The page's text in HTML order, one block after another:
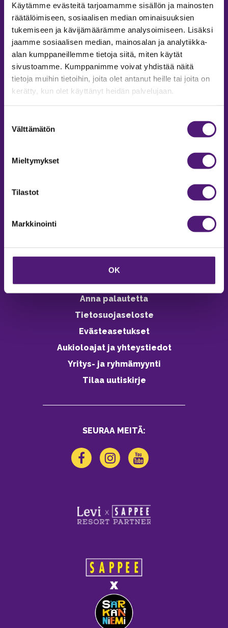
Käytämme evästeitä tarjoamamme sisällön ja mainosten
räätälöimiseen, sosiaalisen median ominaisuuksien
tukemiseen ja kävijämäärämme analysoimiseen. Lisäksi
jaamme sosiaalisen median, mainosalan ja analytiikka-
alan kumppaneillemme tietoja siitä, miten käytät
sivustoamme. Kumppanimme voivat yhdistää näitä
tietoja muihin tietoihin, joita olet antanut heille tai joita on
kerätty, kun olet käyttänyt heidän palvelujaan.
valinta
Välttämätön
Mieltymykset
Tilastot
Markkinointi
OK
MAJOITUS
Tiedustelut & Varaukset
Vastuullisuus
Ympäristöohjelma
Avoimet työpaikat
Anna palautetta
Tietosuojaseloste
Evästeasetukset
Aukioloajat ja yhteystiedot
Yritys- ja ryhmämyynti
Tilaa uutiskirje
SEURAA MEITÄ: